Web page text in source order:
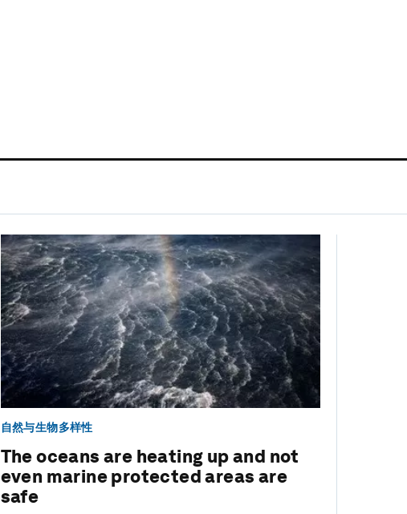
自然与生物多样性
The oceans are heating up and not
even marine protected areas are
safe